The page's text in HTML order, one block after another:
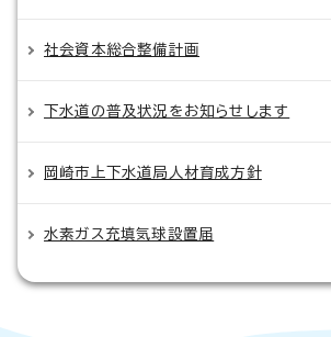
社会資本総合整備計画
下水道の普及状況をお知らせします
岡崎市上下水道局人材育成方針
水素ガス充填気球設置届